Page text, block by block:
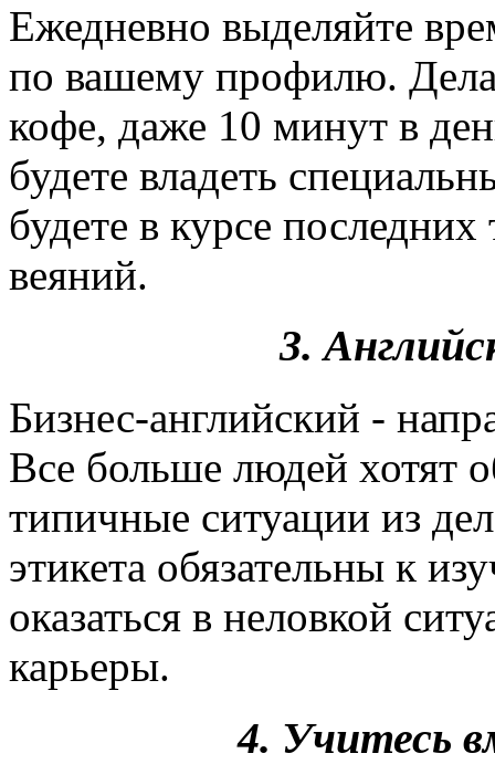
Ежедневно выделяйте
по вашему профилю.
кофе, даже 10 минут в
будете владеть
будете в курсе
веяний.
3.
Бизнес-английский -
Все больше людей хотят
типичные ситуации из
этикета обязательны к
оказаться в неловкой
карьеры.
4. Учитесь